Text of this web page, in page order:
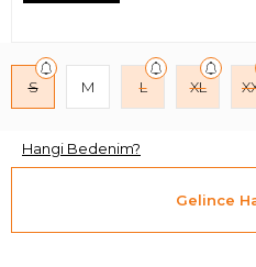
S M L XL
Hangi Bedenim?
Gelince